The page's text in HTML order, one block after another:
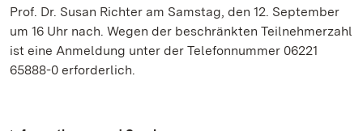
Prof. Dr. Susan Richter am Samstag, den 12. September
um 16 Uhr nach. Wegen der beschränkten Teilnehmerzahl
ist eine Anmeldung unter der Telefonnummer 06221
65888-0 erforderlich.